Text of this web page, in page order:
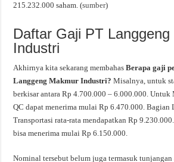
215.232.000 saham. (sumber)
Daftar Gaji PT
Industri
Akhirnya kita sekarang membahasBerapa gaji
Langgeng Makmur Industri?Misalnya, untuk
berkisar antara Rp 4.700.000 – 6.000.000. Untuk
QC dapat menerima mulai Rp 6.470.000. Bagian
Transportasi rata-rata mendapatkan Rp
bisa menerima mulai Rp 6.150.000.
Nominal tersebut belum juga termasuk